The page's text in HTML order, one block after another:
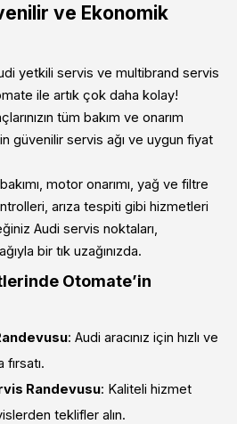
ve Ekonomik
yetkili servis ve multibrand servis
ile artık çok daha kolay!
tüm bakım ve onarım
güvenilir servis ağı ve uygun fiyat
motor onarımı, yağ ve filtre
arıza tespiti gibi hizmetleri
Audi servis noktaları,
bir tık uzağınızda.
Otomate’in
: Audi aracınız için hızlı ve
Randevusu: Kaliteli hizmet
teklifler alın.